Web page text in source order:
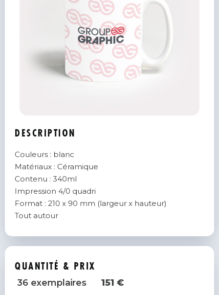
DESCRIPTION
Couleurs : blanc
Matériaux : Céramique
Contenu : 340ml
Impression 4/0 quadri
Format : 210 x 90 mm (largeur x hauteur)
Tout autour
QUANTITÉ & PRIX
36 exemplaires
151 €